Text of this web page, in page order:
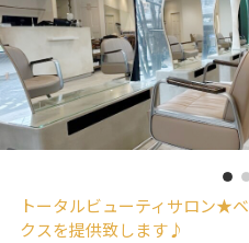
トータルビューティサロン★
クスを提供致します♪